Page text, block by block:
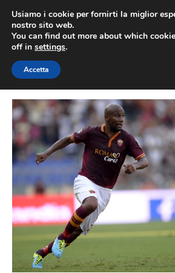
contenuto
Usiamo i cookie per fornirti la miglior
nostro sito web.
You can find out more about which
off in settings.
Accetta